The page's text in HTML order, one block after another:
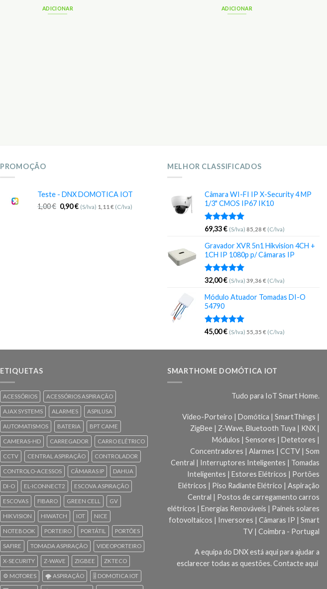
ADICIONAR ADICIONAR
PROMOÇÃO
Teste - DNX DOMOTICA IOT
1,00€ 0,90€ (S/Iva) 1,11€ (C/Iva)
MELHOR CLASSIFICADOS
Câmara WI-FI IP X-Security 4 MP
1/3" CMOS IP67 IK10
Avaliação
69,33€ (S/Iva) 85,28 € (C/Iva)
Gravador XVR 5n1 Hikvision 4CH +
1CH IP 1080p p/ Câmaras IP
Avaliação
32,00€ (S/Iva) 39,36 € (C/Iva)
Módulo Atuador Tomadas DI-O
54790
Avaliação
45,00€ (S/Iva) 55,35 € (C/Iva)
ETIQUETAS
ACESSÓRIOS ACESSÓRIOS ASPIRAÇÃO
AJAX SYSTEMS ALARMES ASPILUSA
AUTOMATISMOS BATERIA BPT CAME
CAMERAS-HD CARREGADOR CARRO ELÉTRICO
CCTV CENTRAL ASPIRAÇÃO CONTROLADOR
CONTROLO-ACESSOS CÂMARAS IP DAHUA
DI-O EL-ICONNECT2 ESCOVA ASPIRAÇÃO
ESCOVAS FIBARO GREEN CELL GV
HIKVISION HIWATCH IOT NICE
NOTEBOOK PORTEIRO PORTÁTIL PORTÕES
SAFIRE TOMADA ASPIRAÇÃO VIDEOPORTEIRO
X-SECURITY Z-WAVE ZIGBEE ZKTECO
⚙️ MOTORES 🌪️ ASPIRAÇÃO 🎚️ DOMOTICA IOT
SMARTHOME DOMÓTICA IOT
Tudo para IoT Smart Home.
Video-Porteiro | Domótica | SmartThings |
ZigBee | Z-Wave, Bluetooth Tuya | KNX |
Módulos | Sensores | Detetores |
Concentradores | Alarmes | CCTV | Som
Central | Interruptores Inteligentes | Tomadas
Inteligentes | Estores Elétricos | Portões
Elétricos | Piso Radiante Elétrico | Aspiração
Central | Postos de carregamento carros
elétricos | Energias Renováveis | Paineis solares
fotovoltaicos | Inversores | Câmaras IP | Smart
TV | Coimbra - Portugal
A equipa do DNX está aqui para ajudar a
esclarecer todas as questões.Contacte aqui